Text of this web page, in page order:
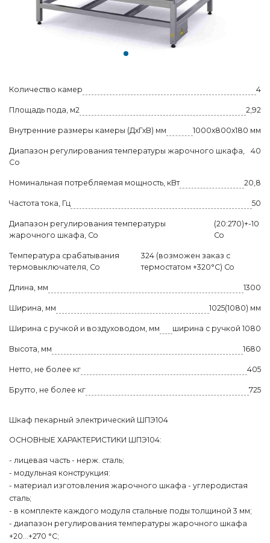
Количество камер 4
Площадь пода, м2 2,92
Внутренние размеры камеры (ДхГхВ) мм 1000х800х180 мм
Диапазон регулирования температуры жарочного шкафа,
Со
40
Номинальная потребляемая мощность, кВт 20,8
Частота тока, Гц 50
Диапазон регулирования температуры
жарочного шкафа, Co
(20:270)+-10
Co
Температура срабатывания
термовыключателя, Co
324 (возможен заказ с
термостатом +320°С) Co
Длина, мм 1300
Ширина, мм 1025(1080) мм
Ширина с ручкой и воздуховодом, мм ширина с ручкой 1080
Высота, мм 1680
Нетто, не более кг 405
Брутто, не более кг 725
Шкаф пекарный электрический ШПЭ104
ОСНОВНЫЕ ХАРАКТЕРИСТИКИ ШПЭ104:
- лицевая часть - нерж. сталь;
- модульная конструкция:
- материал изготовления жарочного шкафа - углеродистая
сталь;
- в комплекте каждого модуля стальные поды толщиной 3 мм;
- диапазон регулирования температуры жарочного шкафа
+20...+270 °С;